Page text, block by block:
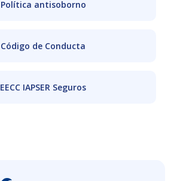
Política antisoborno
Código de Conducta
EECC IAPSER Seguros